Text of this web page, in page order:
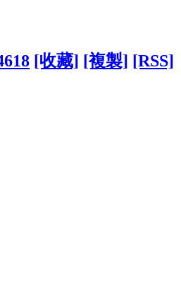
[收藏] [複製] [RSS]